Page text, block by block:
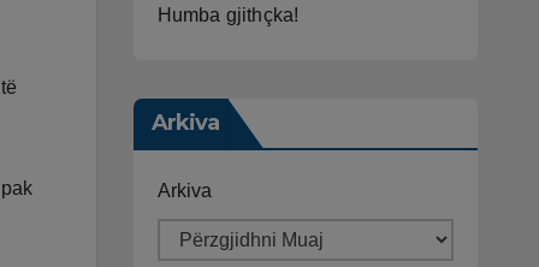
Humba gjithçka!
Arkiva
Arkiva